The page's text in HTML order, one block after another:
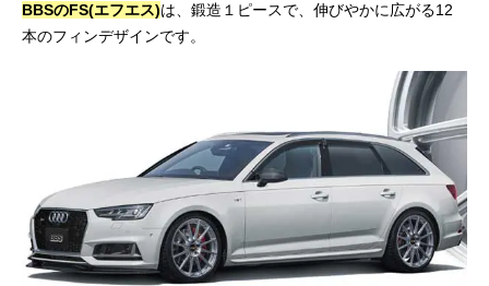
BBSのFS(エフエス)は、鍛造１ピースで、伸びやかに広がる12
本のフィンデザインです。